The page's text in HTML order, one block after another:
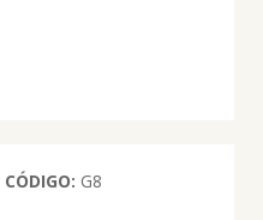
CÓDIGO: G8